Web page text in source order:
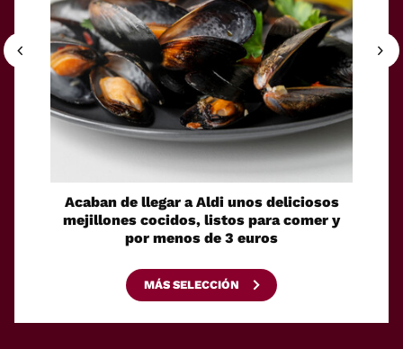
Acaban de llegar a Aldi unos deliciosos
mejillones cocidos, listos para comer y
por menos de 3 euros
MÁS SELECCIÓN